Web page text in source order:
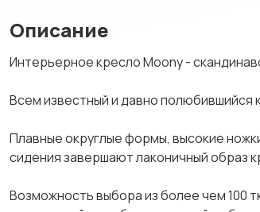
Описание
Интерьерное кресло Moony -
Всем известный и давно полюбившийся
Плавные округлые формы, высокие
сидения завершают лаконичный образ
Возможность выбора из более чем 100